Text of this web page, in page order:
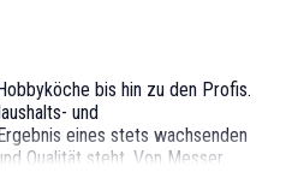
bis hin zu den Profis.
und
eines stets wachsenden
Qualität steht. Von Messer,
hin zu Küchengeräten und